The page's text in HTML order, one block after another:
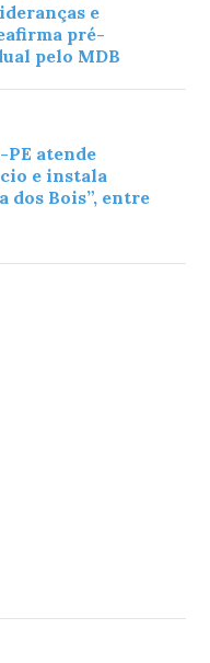
e
pré-
pelo MDB
PE atende
e instala
dos Bois”, entre